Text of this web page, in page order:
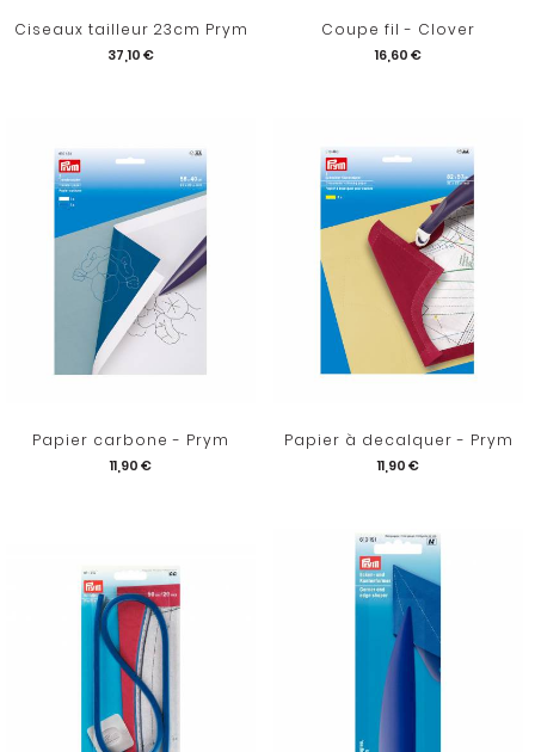
Ciseaux tailleur 23cm Prym
37,10 €
Coupe fil - Clover
16,60 €
Papier carbone - Prym
11,90 €
Papier à decalquer - Prym
11,90 €